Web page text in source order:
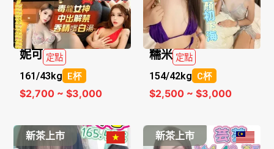
妮可 定點
161/43kg E杯
$2,700 ~ $3,000
糯米 定點
154/42kg C杯
$2,500 ~ $3,000
新茶上市 新茶上市